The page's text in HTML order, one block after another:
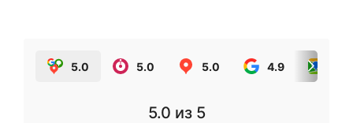
5.0 5.0 5.0 4.9
5.0 из 5